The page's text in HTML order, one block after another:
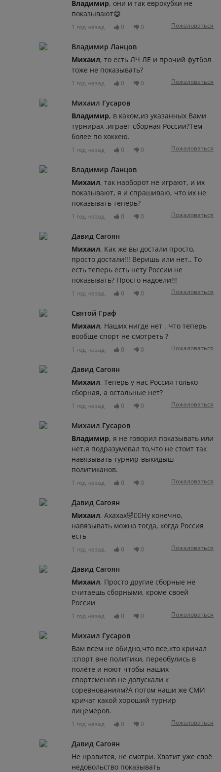
Владимир, они и так еврокубки не
показывают😄
1 год назад 0 0 Пожаловаться
Владимир Ланцов
Михаил, то есть ЛЧ ЛЕ и прочий футбол
тоже не показывать?
1 год назад 0 0 Пожаловаться
Михаил Гусаров
Владимир, в каком,из указанных Вами
турнирах ,играет сборная России?Тем
более по хоккею.
1 год назад 0 0 Пожаловаться
Владимир Ланцов
Михаил, так наоборот не играют, и их
показывают, я и спрашиваю, что их не
показывать теперь?
1 год назад 0 0 Пожаловаться
Давид Сагоян
Михаил, Как же вы достали просто,
просто достали!!! Веришь или нет.. То
есть теперь есть нету России не
показывать? Просто надоели!!!
1 год назад 0 0 Пожаловаться
Святой Граф
Михаил, Наших нигде нет . Что теперь
вообще спорт не смотреть ?
1 год назад 0 0 Пожаловаться
Давид Сагоян
Михаил, Теперь у нас Россия только
сборная, а остальные нет?
1 год назад 0 0 Пожаловаться
Михаил Гусаров
Владимир, я не говорил показывать или
нет,я подразумевал то,что не стоит так
навязывать турнир-выкидыш
политиканов.
1 год назад 0 0 Пожаловаться
Давид Сагоян
Михаил, Ахахах🤣🤦‍♂️Ну конечно,
навязывать можно тогда, когда Россия
есть
1 год назад 0 0 Пожаловаться
Давид Сагоян
Михаил, Просто другие сборные не
считаешь сборными, кроме своей
России
1 год назад 0 0 Пожаловаться
Михаил Гусаров
Вам всем не обидно,что все,кто кричал
:спорт вне политики, переобулись в
полёте и ноют чтобы наших
спортсменов не допускали к
соревнованиям?А потом наши же СМИ
кричат какой хороший турнир
лицемеров.
1 год назад 0 0 Пожаловаться
Давид Сагоян
Не нравится, не смотри. Хватит уже своё
недовольство показывать